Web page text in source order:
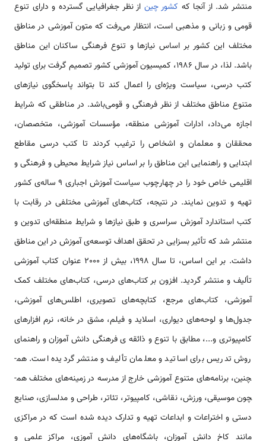
منتشر شد. از آن­جا که کشور چین از نظر جغرافیایی گسترده و دارای تنوع
قومی و زبانی و مذهبی است، انتظار می‌رفت که متون آموزشی در مناطق
مختلف این کشور بر اساس نیازها و تنوع فرهنگی ساکنان این مناطق
باشد. لذا، در سال 1986، کمیسیون آموزشی کشور تصمیم گرفت برای تولید
کتب درسی، سیاست ویژه‌ای را اعمال کند تا بتواند پاسخگوی نیازهای
متنوع مناطق مختلف از نظر فرهنگی و قومی‌باشد. در مناطقی که شرایط
اجازه می‌داد، ادارات آموزشی منطقه، مؤسسات آموزشی، متخصصان،
محققان و معلمان و اشخاص را ترغیب کردند تا کتب درسی مقاطع
ابتدایی و راهنمایی این مناطق را بر اساس نیاز شرایط محیطی و فرهنگی و
اقلیمی خاص خود را در چهارچوب سیاست آموزش اجباری 9 ساله‌ی کشور
تهیه و تدوین نمایند. در نتیجه، کتاب‌های آموزشی مختلفی در رقابت با
کتب استاندارد آموزش سراسری و طبق نیازها و شرایط منطقه‌ای تدوین و
منتشر شد که تأثیر بسزایی در تحقق اهداف توسعه‌ی آموزش در این مناطق
داشت. بر این اساس، تا سال 1998، بیش از 2000 عنوان کتاب آموزشی
تألیف و منتشر گردید. افزون بر کتاب‌های درسی، کتاب‌های مختلف کمک
آموزشی، کتاب‌های مرجع، کتابچه‌های تصویری، اطلس‌های آموزشی،
جدول‌ها و لوحه‌های دیواری، اسلاید و فیلم، مشق در خانه، نرم افزارهای
کامپیوتری و...، مطابق با تنوع و ذائقه ی فرهنگی دانش آموزان و راهنمای
روش تدریس برای اساتید و معلمان تألیف و منتشر گردیده است. هم­
چنین، برنامه‌های متنوع آموزشی خارج از مدرسه در زمینه‌های مختلف هم­
چون موسیقی، ورزش، نقاشی، کامپیوتر، تئاتر، طراحی و مدل­سازی، صنایع
دستی و اختراعات و ابداعات تهیه و تدارک دیده شده است که در مراکزی
مانند کاخ دانش آموزان، باشگاه‌های دانش آموزی، مراکز علمی و